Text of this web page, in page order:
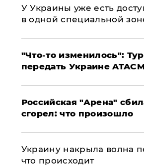
У Украины уже есть
в одной специальной
​"Что-то изменилось":
передать Украине
​Российская "Арена"
сгорел: что произошло
​Украину накрыла волна
что происходит